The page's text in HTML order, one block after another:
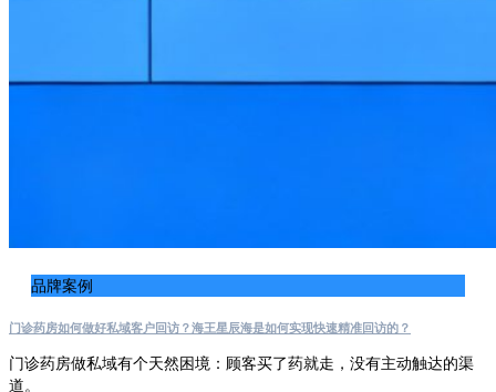
品牌案例
门诊药房如何做好私域客户回访？海王星辰海是如何实现快速精准回访的？
门诊药房做私域有个天然困境：顾客买了药就走，没有主动触达的渠
道。